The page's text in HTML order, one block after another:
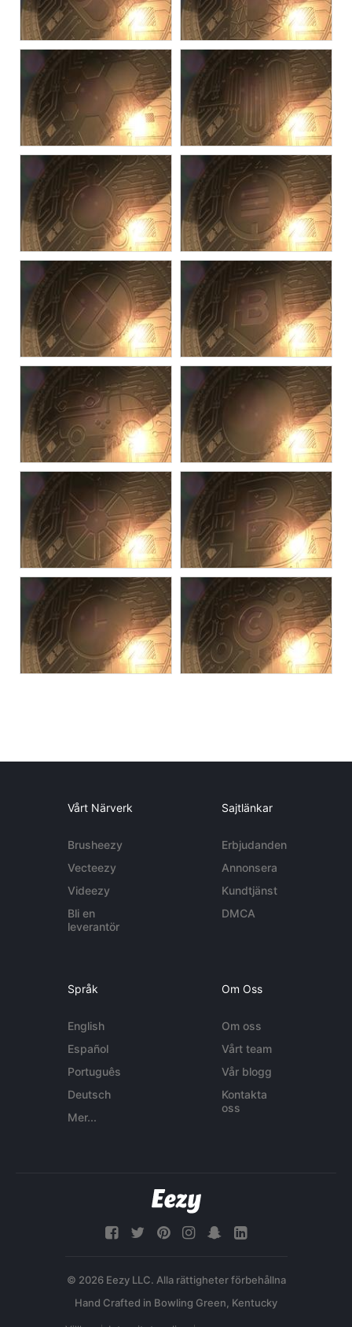
Vårt Närverk
Brusheezy
Vecteezy
Videezy
Bli en
leverantör
Sajtlänkar
Erbjudanden
Annonsera
Kundtjänst
DMCA
Språk
English
Español
Português
Deutsch
Mer...
Om Oss
Om oss
Vårt team
Vår blogg
Kontakta
oss
© 2026 Eezy LLC. Alla rättigheter förbehållna